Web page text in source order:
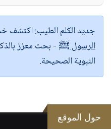
جديد الكلم الطيب:اكتشف
الرسول ﷺ - بحث معزز
النبوية الصحيحة.
حول الموقع